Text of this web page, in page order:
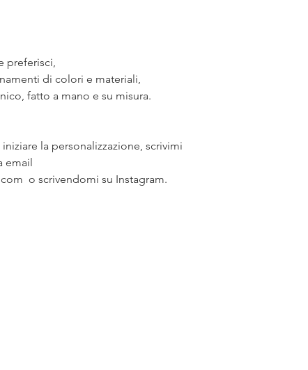
preferisci,
di colori e materiali,
fatto a mano e su misura.
la personalizzazione, scrivimi
email
o scrivendomi su Instagram.